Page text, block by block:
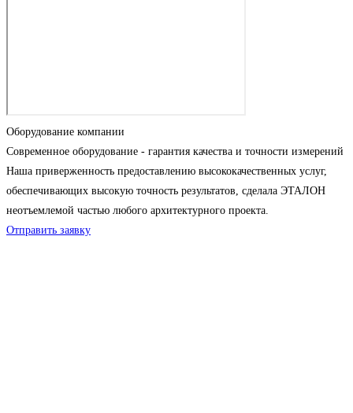
Оборудование компании
Современное оборудование - гарантия качества и точности измерений
Наша приверженность предоставлению высококачественных услуг,
обеспечивающих высокую точность результатов, сделала ЭТАЛОН
неотъемлемой частью любого архитектурного проекта.
Отправить заявку